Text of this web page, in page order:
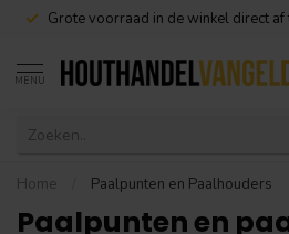
Grote voorraad in de winkel direct af
MENU
Home Paalpunten en Paalhouders
Paalpunten en